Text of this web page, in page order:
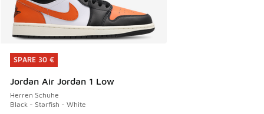
SPARE 30 €
Jordan Air Jordan 1 Low
Herren Schuhe
Black - Starfish - White
SPARE 30 €